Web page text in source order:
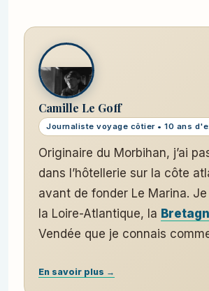
Camille Le Goff
Journaliste voyage côtier • 10 ans
Originaire du Morbihan, j’ai
dans l’hôtellerie sur la côte
avant de fonder Le Marina.
la Loire-Atlantique, la
Vendée que je connais
En savoir plus →